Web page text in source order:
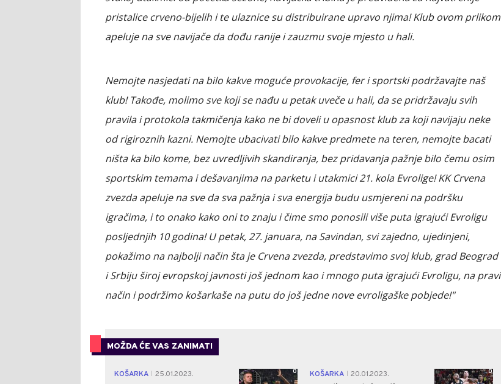
pristalice crveno-bijelih i te ulaznice su distribuirane upravo njima! Klub ovom prlikom
apeluje na sve navijače da dođu ranije i zauzmu svoje mjesto u hali.
Nemojte nasjedati na bilo kakve moguće provokacije, fer i sportski podržavajte naš
klub! Takođe, molimo sve koji se nađu u petak uveče u hali, da se pridržavaju svih
pravila i protokola takmičenja kako ne bi doveli u opasnost klub za koji navijaju neke
od rigiroznih kazni. Nemojte ubacivati bilo kakve predmete na teren, nemojte bacati
ništa ka bilo kome, bez uvredljivih skandiranja, bez pridavanja pažnje bilo čemu osim
sportskim temama i dešavanjima na parketu i utakmici 21. kola Evrolige! KK Crvena
zvezda apeluje na sve da sva pažnja i sva energija budu usmjereni na podršku
igračima, i to onako kako oni to znaju i čime smo ponosili više puta igrajući Evroligu
posljednjih 10 godina! U petak, 27. januara, na Savindan, svi zajedno, ujedinjeni,
pokažimo na najbolji način šta je Crvena zvezda, predstavimo svoj klub, grad Beograd
i Srbiju široj evropskoj javnosti još jednom kao i mnogo puta igrajući Evroligu, na pravi
način i podržimo košarkaše na putu do još jedne nove evroligaške pobjede!"
MOŽDA ĆE VAS ZANIMATI
KOŠARKA
25.01.2023.
0 KOŠARKA
20.01.2023.
0